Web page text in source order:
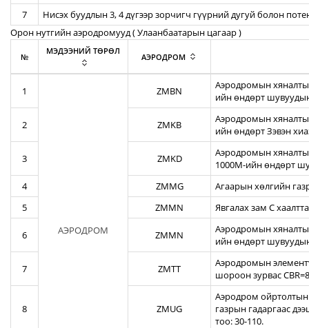
7
Нисэх буудлын 3, 4 дүгээр зорчигч гүүрний дугуй болон
Орон нутгийн аэродромууд ( Улаанбаатарын цагаар )
№
МЭДЭЭНИЙ ТӨРӨЛ
АЭРОДРОМ
1
АЭРОДРОМ
ZMBN
Аэродромын
ийн өндөрт
2 ZMKB
Аэродромын
ийн өндөрт Зэвэн
3 ZMKD
Аэродромын
1000М-ийн өндөрт
4
ZMMG
Агаарын хөлгийн
5
ZMMN Явгалах зам С
6 ZMMN
Аэродромын
ийн өндөрт
7 ZMTT
Аэродромын
шороон зурвас
8 ZMUG
Аэродром ойртолтын
газрын гадаргаас
тоо: 30-110.